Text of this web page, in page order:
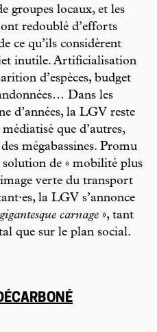
groupes locaux, et les
redoublé d’efforts
ce qu’ils considèrent
inutile. Artificialisation
d’espèces, budget
Dans les
d’années, la LGV reste
que d’autres,
mégabassines. Promu
de « mobilité plus
verte du transport
la LGV s’annonce
carnage », tant
que sur le plan social.